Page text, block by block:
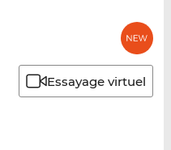
Essayage virtuel